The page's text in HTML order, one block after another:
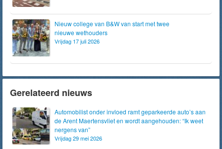
Nieuw college van B&W van start met twee
nieuwe wethouders
Vrijdag 17 juli 2026
Gerelateerd nieuws
Automobilist onder invloed ramt geparkeerde auto’s aan
de Arent Maertensvliet en wordt aangehouden: “Ik weet
nergens van”
Vrijdag 29 mei 2026